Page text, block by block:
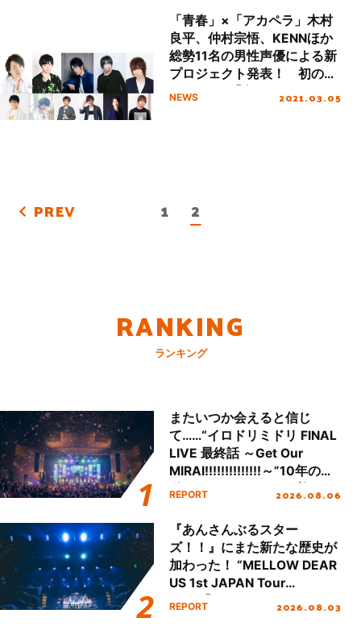
「青春」×「アカペラ」木村
良平、仲村宗悟、KENNほか
総勢11名の男性声優による新
プロジェクト発表！ 初の
MVとして「白日」
NEWS 2021.03.05
PREV 1 2
RANKING
ランキング
またいつか会えると信じ
て……“イロドリミドリ FINAL
LIVE 最終話 ～Get Our
MIRAI!!!!!!!!!!!!!!～”10年の活
動を経てファイナルを迎える
REPORT 2026.08.06
『あんさんぶるスター
ズ！！』にまた新たな歴史が
加わった！ “MELLOW DEAR
US 1st JAPAN Tour
Final「NICE to meet YOU
REPORT 2026.08.03